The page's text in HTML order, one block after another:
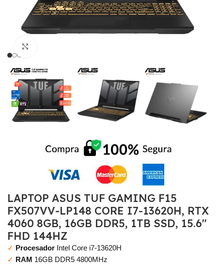
LAPTOP ASUS TUF GAMING F15
FX507VV-LP148 CORE I7-13620H, RTX
4060 8GB, 16GB DDR5, 1TB SSD, 15.6″
FHD 144HZ
✓ Procesador Intel Core i7-13620H
✓ RAM 16GB DDR5 4800MHz